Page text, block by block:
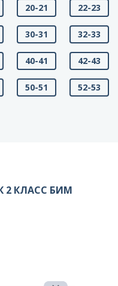
20-21 22-23
30-31 32-33
40-41 42-43
50-51 52-53
2 КЛАСС БИМ